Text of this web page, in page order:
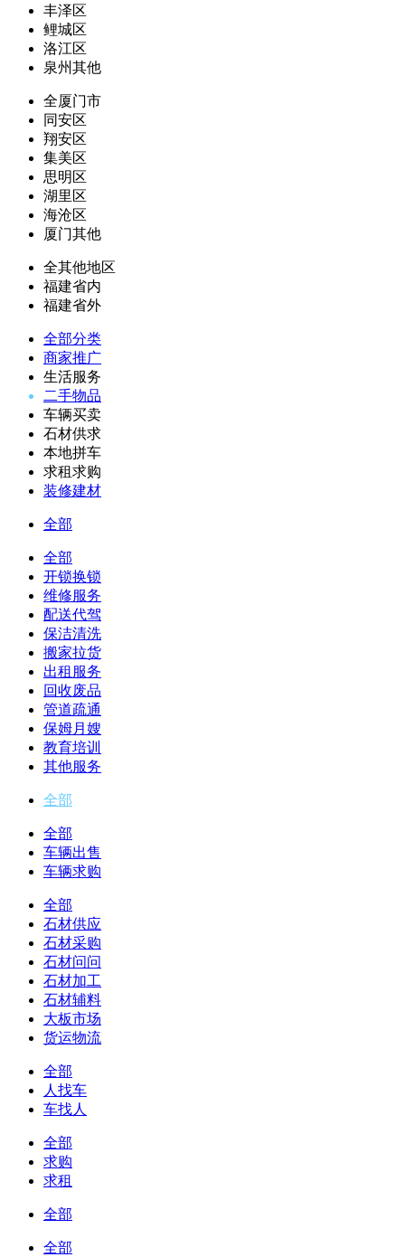
丰泽区
鲤城区
洛江区
泉州其他
全厦门市
同安区
翔安区
集美区
思明区
湖里区
海沧区
厦门其他
全其他地区
福建省内
福建省外
全部分类
商家推广
生活服务
二手物品
车辆买卖
石材供求
本地拼车
求租求购
装修建材
全部
全部
开锁换锁
维修服务
配送代驾
保洁清洗
搬家拉货
出租服务
回收废品
管道疏通
保姆月嫂
教育培训
其他服务
全部
全部
车辆出售
车辆求购
全部
石材供应
石材采购
石材问问
石材加工
石材辅料
大板市场
货运物流
全部
人找车
车找人
全部
求购
求租
全部
全部